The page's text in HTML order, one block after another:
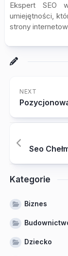
Ekspert SEO
umiejętności,
strony
NEXT
Seo
Kategorie
Biznes
Dziecko